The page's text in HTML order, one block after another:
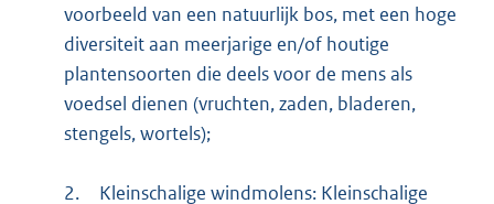
voorbeeld van een natuurlijk bos, met een hoge
diversiteit aan meerjarige en/of houtige
plantensoorten die deels voor de mens als
voedsel dienen (vruchten, zaden, bladeren,
stengels, wortels);
2.
Kleinschalige windmolens: Kleinschalige